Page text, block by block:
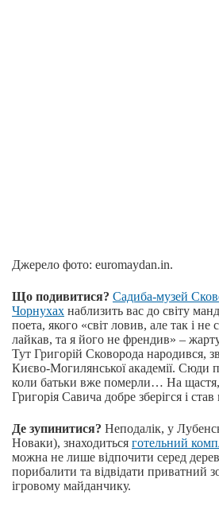
Джерело фото: euromaydan.in.
Що подивитися? Садиба-музей
Чорнухах наблизить вас до світу
поета, якого «світ ловив, але так і не
лайкав, та я його не френдив» –
Тут Григорій Сковорода народився,
Києво-Могилянської академії. Сюди
коли батьки вже померли… На
Григорія Савича добре зберігся і
Де зупинитися? Неподалік, у
Новаки), знаходиться готельний
можна не лише відпочити серед
порибалити та відвідати приватний
ігровому майданчику.